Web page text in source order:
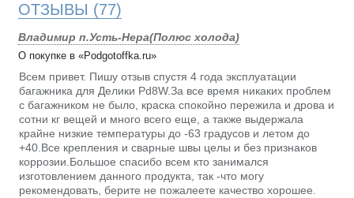
ОТЗЫВЫ (77)
Владимир п.Усть-Нера(Полюс холода)
О покупке в «Podgotoffka.ru»
Всем привет. Пишу отзыв спустя 4 года эксплуатации
багажника для Делики Pd8W.За все время никаких проблем
с багажником не было, краска спокойно пережила и дрова и
сотни кг вещей и много всего еще, а также выдержала
крайне низкие температуры до -63 градусов и летом до
+40.Все крепления и сварные швы целы и без признаков
коррозии.Большое спасибо всем кто занимался
изготовлением данного продукта, так -что могу
рекомендовать, берите не пожалеете качество хорошее.